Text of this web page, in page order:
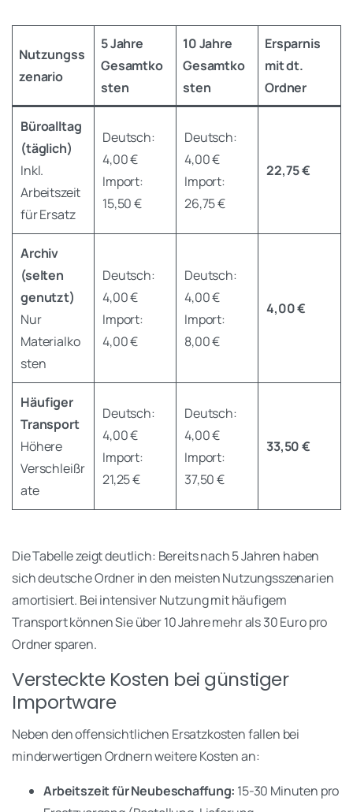
Nutzungss
zenario
5 Jahre
Gesamtko
sten
10 Jahre
Gesamtko
sten
Ersparnis
mit dt.
Ordner
Büroalltag
(täglich)
Inkl.
Arbeitszeit
für Ersatz
Deutsch:
4,00 €
Import:
15,50 €
Deutsch:
4,00 €
Import:
26,75 €
22,75 €
Archiv
(selten
genutzt)
Nur
Materialko
sten
Deutsch:
4,00 €
Import:
4,00 €
Deutsch:
4,00 €
Import:
8,00 €
4,00 €
Häufiger
Transport
Höhere
Verschleißr
ate
Deutsch:
4,00 €
Import:
21,25 €
Deutsch:
4,00 €
Import:
37,50 €
33,50 €
Die Tabelle zeigt deutlich: Bereits nach 5 Jahren haben
sich deutsche Ordner in den meisten Nutzungsszenarien
amortisiert. Bei intensiver Nutzung mit häufigem
Transport können Sie über 10 Jahre mehr als 30 Euro pro
Ordner sparen.
Versteckte Kosten bei günstiger
Importware
Neben den offensichtlichen Ersatzkosten fallen bei
minderwertigen Ordnern weitere Kosten an:
Arbeitszeit für Neubeschaffung: 15-30 Minuten pro